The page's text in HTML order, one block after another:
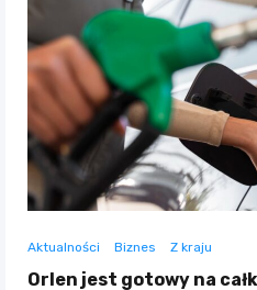
Aktualności Biznes Z kraju
Orlen jest gotowy na